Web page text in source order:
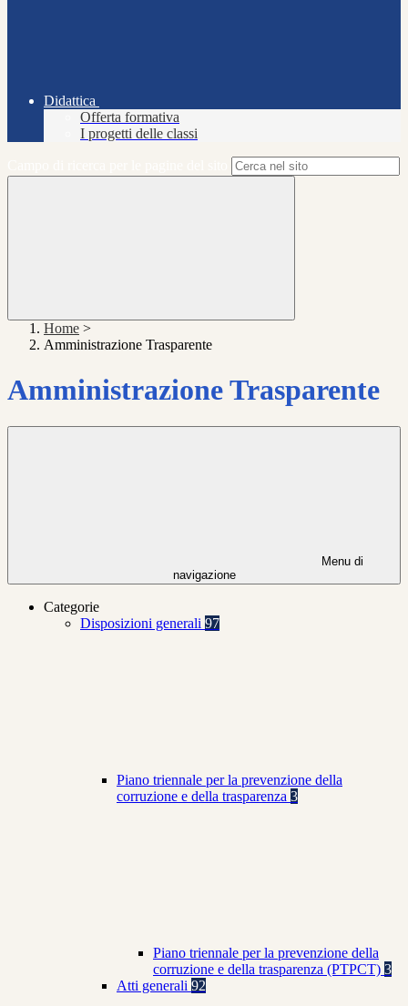
Didattica
Offerta formativa
I progetti delle classi
Home >
Amministrazione Trasparente
Amministrazione Trasparente
Menu di
navigazione
Categorie
Disposizioni generali 97
Piano triennale per la prevenzione della
corruzione e della trasparenza 3
Piano triennale per la prevenzione della
corruzione e della trasparenza (PTPCT) 3
Atti generali 92